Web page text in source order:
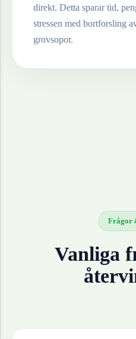
direkt. Detta sparar tid,
stressen med bortforsling
grovsopor.
Frågor
Vanliga